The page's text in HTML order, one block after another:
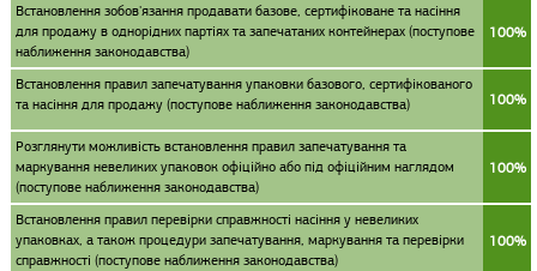
Встановлення зобов'язання продавати базове, сертифіковане та насіння
для продажу в однорідних партіях та запечатаних контейнерах (поступове
наближення законодавства)
100%
Встановлення правил запечатування упаковки базового, сертифікованого
та насіння для продажу (поступове наближення законодавства)
100%
Розглянути можливість встановлення правил запечатування та
маркування невеликих упаковок офіційно або під офіційним наглядом
(поступове наближення законодавства)
100%
Встановлення правил перевірки справжності насіння у невеликих
упаковках, а також процедури запечатування, маркування та перевірки
справжності (поступове наближення законодавства)
100%